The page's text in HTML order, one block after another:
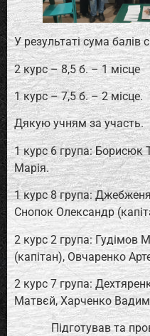
У результаті сума балів
2 курс – 8,5 б. – 1 місце
1 курс – 7,5 б. – 2 місце.
Дякую учням за участь.
1 курс 6 група: Борисюк
Марія.
1 курс 8 група:
Снопок Олександр
2 курс 2 група: Гудімов
(капітан), Овчаренко
2 курс 7 група:
Матвєй, Харченко
Підготував та